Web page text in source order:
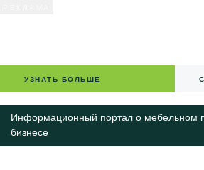
УЗНАТЬ БОЛЬШЕ
Информационный портал о мебельном
бизнесе